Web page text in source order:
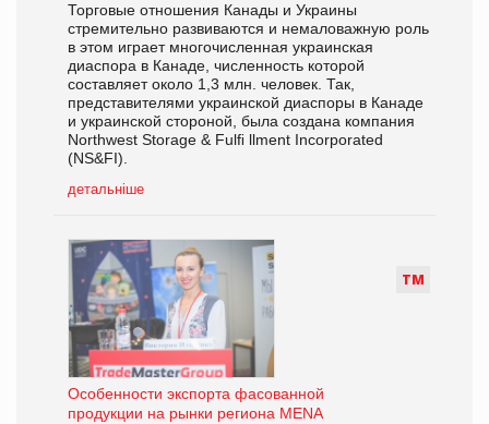
Торговые отношения Канады и Украины
стремительно развиваются и немаловажную роль
в этом играет многочисленная украинская
диаспора в Канаде, численность которой
составляет около 1,3 млн. человек. Так,
представителями украинской диаспоры в Канаде
и украинской стороной, была создана компания
Northwest Storage & Fulﬁ llment Incorporated
(NS&FI).
детальніше
ТМ
Особенности экспорта фасованной
продукции на рынки региона MENA